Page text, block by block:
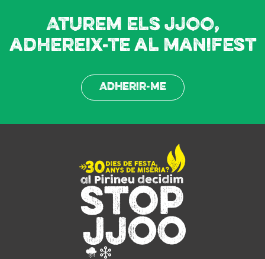
Aturem els JJOO,
adhereix-te al manifest
Adherir-me